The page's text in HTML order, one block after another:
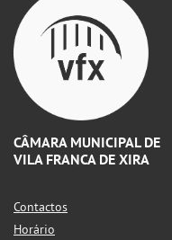
CÂMARA MUNICIPAL DE
VILA FRANCA DE XIRA
Contactos
Horário